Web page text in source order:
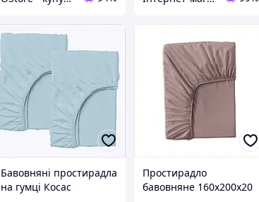
Бавовняні простирадла
на гумці Косас
Простирадло
бавовняне 160х200х20